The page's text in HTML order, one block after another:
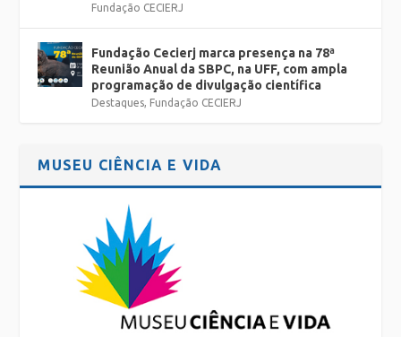
Fundação CECIERJ
Fundação Cecierj marca presença na 78ª
Reunião Anual da SBPC, na UFF, com ampla
programação de divulgação científica
Destaques, Fundação CECIERJ
MUSEU CIÊNCIA E VIDA